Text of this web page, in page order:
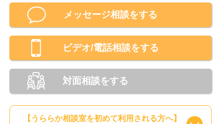
メッセージ相談をする
ビデオ/電話相談をする
対面相談をする
【うららか相談室を初めて利用される方へ】